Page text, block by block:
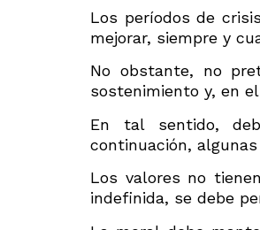
Los períodos de
mejorar, siempre y
No obstante, no
sostenimiento y, en
En tal sentido,
continuación,
Los valores no
indefinida, se debe